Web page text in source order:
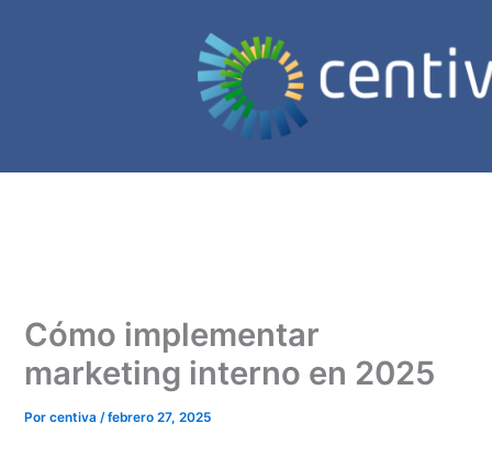
Cómo implementar
marketing interno en 2025
Porcentiva/febrero 27, 2025